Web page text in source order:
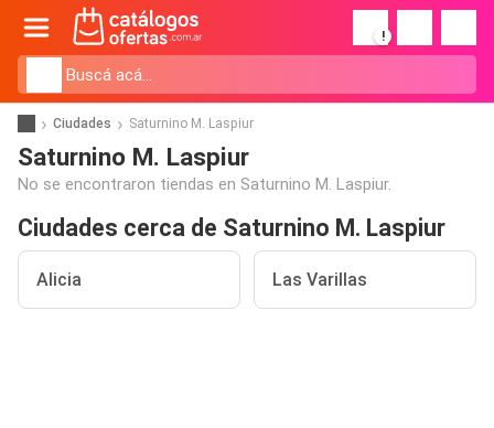
!
Ciudades Saturnino M. Laspiur
Saturnino M. Laspiur
No se encontraron tiendas en Saturnino M. Laspiur.
Ciudades cerca de Saturnino M. Laspiur
Alicia Las Varillas